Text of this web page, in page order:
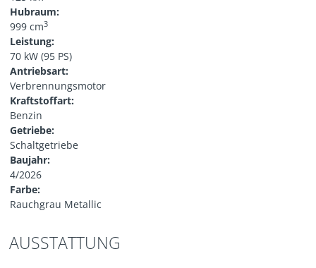
Hubraum:
999 cm3
Leistung:
70 kW (95 PS)
Antriebsart:
Verbrennungsmotor
Kraftstoffart:
Benzin
Getriebe:
Schaltgetriebe
Baujahr:
4/2026
Farbe:
Rauchgrau Metallic
AUSSTATTUNG